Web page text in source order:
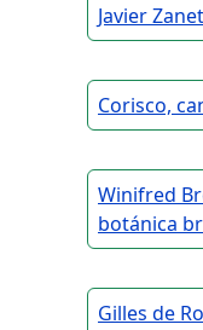
Javier
Corisco,
Winifred
botánica
Gilles de